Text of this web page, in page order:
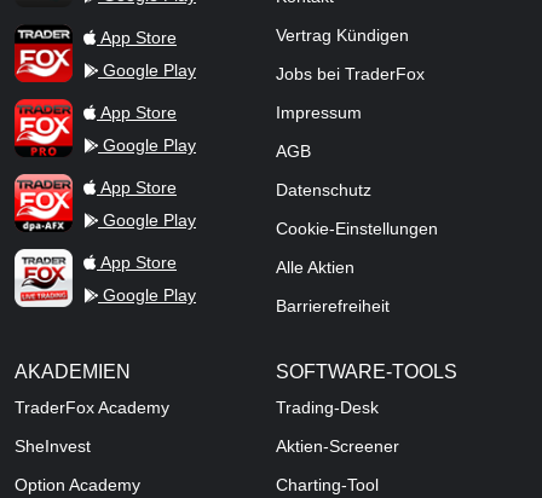
TraderFox AppApp Store
Google Play
TraderFox ProApp Store
Google Play
TraderFox dpa-AFX ProFeed
App Store
Google Play
TraderFox Live Trading
App Store
Google Play
Vertrag Kündigen
Jobs bei TraderFox
Impressum
AGB
Datenschutz
Cookie-Einstellungen
Alle Aktien
Barrierefreiheit
AKADEMIEN
TraderFox Academy
SheInvest
Option Academy
SOFTWARE-TOOLS
Trading-Desk
Aktien-Screener
Charting-Tool